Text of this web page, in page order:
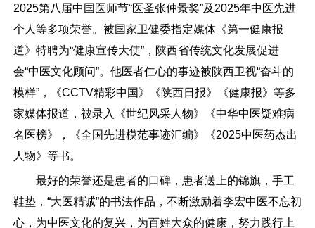
2025第八届中国医师节“医圣张仲景奖”及2025年中医先进
个人等多项荣誉。被国家卫健委指定媒体《第一健康报
道》特聘为“健康宣传大使”，陕西省传统文化发展促进
会“中医文化顾问”。他医者仁心的事迹被陕西卫视“奋斗的
模样”，《CCTV精彩中国》《陕西日报》《健康报》等多
家媒体报道，被录入《世纪风采人物》《中华中医疑难病
名医榜》，《全国先进模范事迹汇编》《2025中医药杰出
人物》等书。
最好的荣誉还是患者的口碑，患者送上的锦旗，手工
鞋垫，“大医精诚”的书法作品，不断激励着李宏中医不忘初
心，为中医文化的复兴，为百姓大众的健康，努力践行上